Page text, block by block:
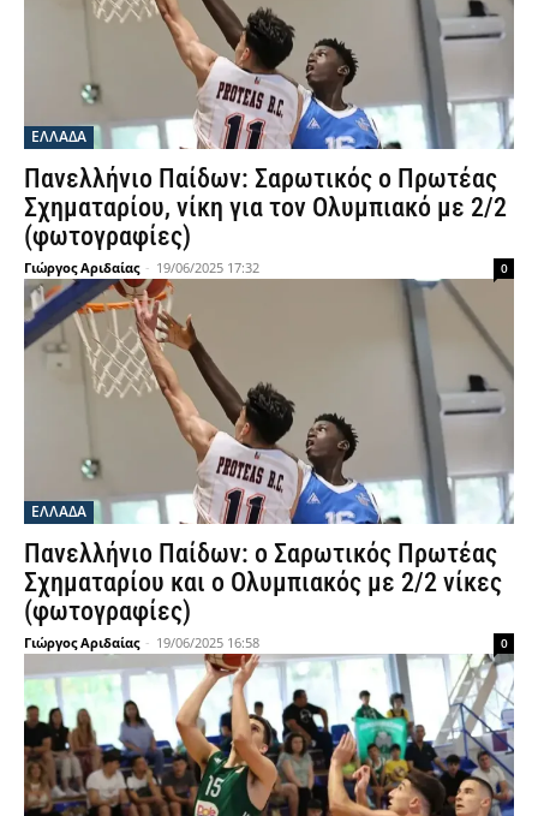
ΕΛΛΑΔΑ
Πανελλήνιο Παίδων: Σαρωτικός ο Πρωτέας
Σχηματαρίου, νίκη για τον Ολυμπιακό με 2/2
(φωτογραφίες)
Γιώργος Αριδαίας - 19/06/2025 17:32 0
ΕΛΛΑΔΑ
Πανελλήνιο Παίδων: ο Σαρωτικός Πρωτέας
Σχηματαρίου και ο Ολυμπιακός με 2/2 νίκες
(φωτογραφίες)
Γιώργος Αριδαίας - 19/06/2025 16:58 0